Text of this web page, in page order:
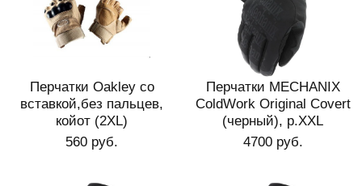
Перчатки Oakley со
вставкой,без пальцев,
койот (2XL)
560 руб.
Перчатки MECHANIX
ColdWork Original Covert
(черный), р.XXL
4700 руб.